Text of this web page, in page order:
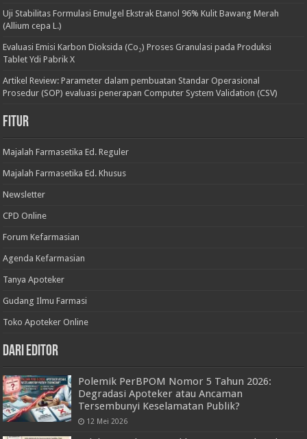
Uji Stabilitas Formulasi Emulgel Ekstrak Etanol 96% Kulit Bawang Merah
(Allium cepa L.)
Evaluasi Emisi Karbon Dioksida (Co₂) Proses Granulasi pada Produksi
Tablet Ydi Pabrik X
Artikel Review: Parameter dalam pembuatan Standar Operasional
Prosedur (SOP) evaluasi penerapan Computer System Validation (CSV)
Fitur
Majalah Farmasetika Ed. Reguler
Majalah Farmasetika Ed. Khusus
Newsletter
CPD Online
Forum Kefarmasian
Agenda Kefarmasian
Tanya Apoteker
Gudang Ilmu Farmasi
Toko Apoteker Online
Dari Editor
Polemik PerBPOM Nomor 5 Tahun 2026:
Degradasi Apoteker atau Ancaman
Tersembunyi Keselamatan Publik?
12 Mei 2026